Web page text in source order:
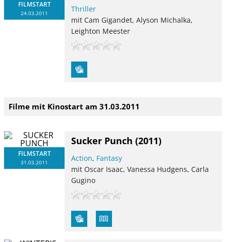
FILMSTART
24.03.2011
Thriller
mit Cam Gigandet, Alyson Michalka,
Leighton Meester
Filme mit Kinostart am 31.03.2011
FILMSTART
31.03.2011
Sucker Punch (2011)
Action, Fantasy
mit Oscar Isaac, Vanessa Hudgens, Carla
Gugino